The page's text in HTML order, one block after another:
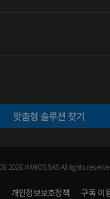
맞춤형 솔루션 찾기
2026 IMAIOS SAS All rights
개인정보보호정책 구독 이